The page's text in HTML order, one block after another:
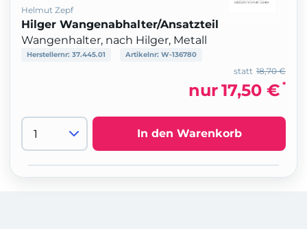
Helmut Zepf
Hilger Wangenabhalter/Ansatzteil
Wangenhalter, nach Hilger, Metall
Herstellernr: 37.445.01 Artikelnr: W-136780
18,70 €
statt
nur17,50 € *
In den Warenkorb